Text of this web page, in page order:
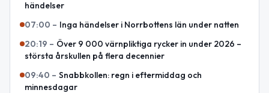
händelser
07:00 – Inga händelser i Norrbottens län under natten
20:19 – Över 9 000 värnpliktiga rycker in under 2026 –
största årskullen på flera decennier
09:40 – Snabbkollen: regn i eftermiddag och
minnesdagar